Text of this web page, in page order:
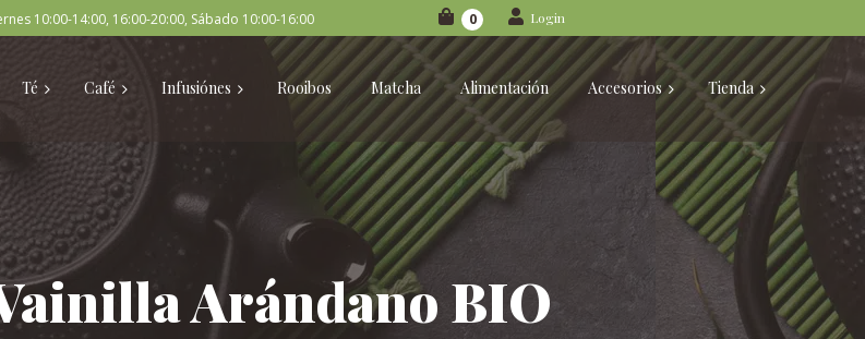
10:00-14:00, 16:00-20:00, Sábado 10:00-16:00 0 Login
Té Café Infusiónes Rooibos Matcha Alimentación Accesorios Tienda
Arándano BIO